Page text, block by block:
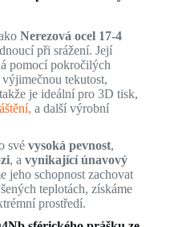
Nerezová ocel 17-4
při srážení. Její
pomocí pokročilých
tekutost,
je ideální pro 3D tisk,
a další výrobní
své vysoká pevnost,
, a vynikající únavový
jeho schopnost zachovat
teplotách, získáme
prostředí.